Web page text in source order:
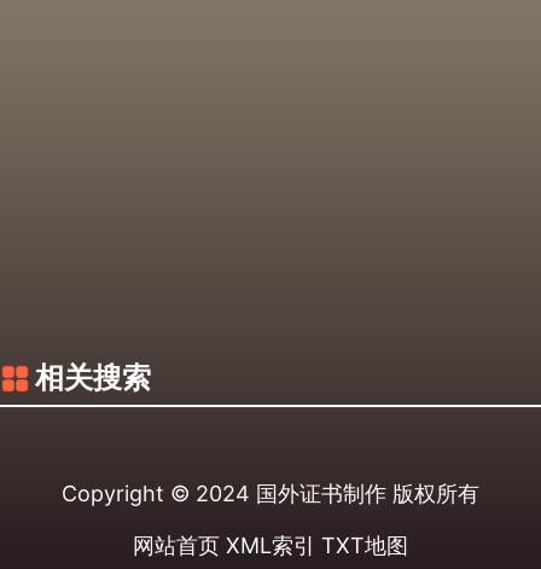
相关搜索
Copyright © 2024 国外证书制作 版权所有
网站首页 XML索引 TXT地图